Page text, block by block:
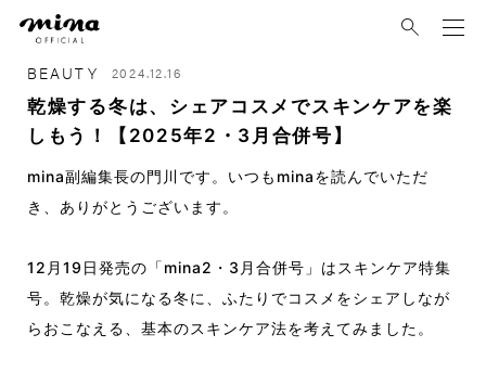
BEAUTY 2024.12.16
乾燥する冬は、シェアコスメでスキンケアを楽
しもう！【2025年2・3月合併号】
mina副編集長の門川です。いつもminaを読んでいただ
き、ありがとうございます。
12月19日発売の「mina2・3月合併号」はスキンケア特集
号。乾燥が気になる冬に、ふたりでコスメをシェアしなが
らおこなえる、基本のスキンケア法を考えてみました。